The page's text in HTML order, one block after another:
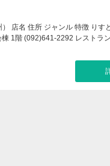
店名 住所 ジャンル 特徴 り
1階 (092)641-2292 レストラ